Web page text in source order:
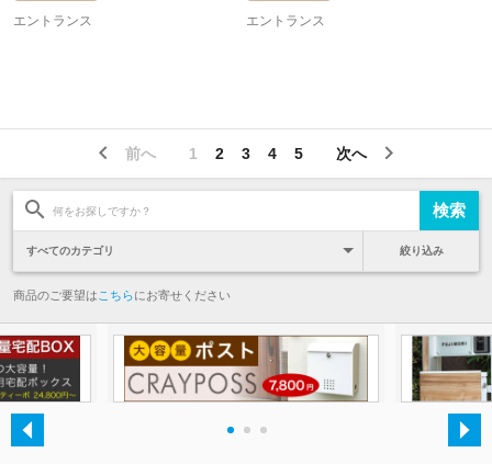
エントランス エントランス
前へ 次へ
1 2 3 4 5
絞り込み
商品のご要望は こちらにお寄せください